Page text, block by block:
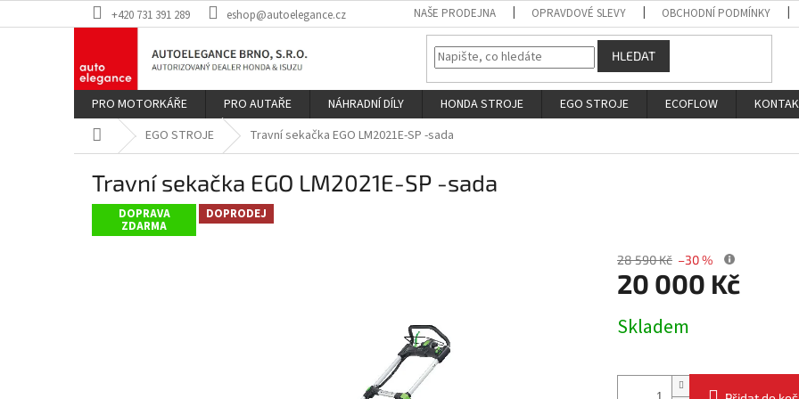
na
+420 731 391 289 eshop@autoelegance.cz NAŠE PRODEJNA OPRAVDOVÉ SLEVY OBCHODNÍ PODMÍNKY
HLEDAT
PRO MOTORKÁŘE PRO AUTAŘE NÁHRADNÍ DÍLY HONDA STROJE EGO STROJE ECOFLOW
Domů EGO STROJE Travní sekačka EGO LM2021E-SP -sada
Travní sekačka EGO LM2021E-SP -sada
DOPRAVA
ZDARMA
DOPRODEJ
28 590 Kč –30 %
20 000 Kč
cena:
Skladem